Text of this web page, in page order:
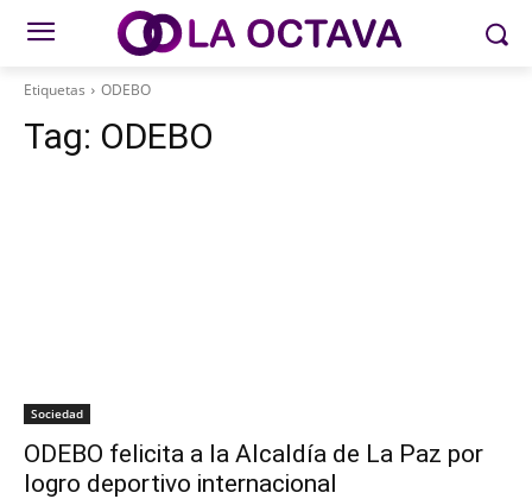
Etiquetas ODEBO
Tag: ODEBO
Sociedad
ODEBO felicita a la Alcaldía de La Paz por
logro deportivo internacional